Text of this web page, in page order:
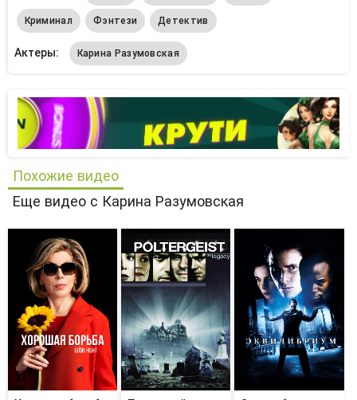
Криминал Фэнтези Детектив
Актеры: Карина Разумовская
Похожие видео
Еще видео с Карина Разумовская